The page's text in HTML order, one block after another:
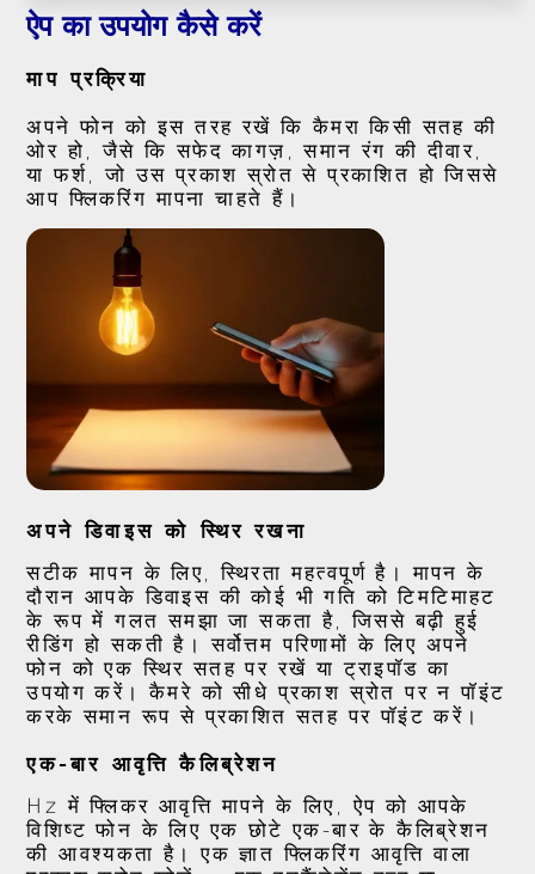
ऐप का उपयोग कैसे करें
माप प्रक्रिया
अपने फोन को इस तरह रखें कि कैमरा किसी सतह की
ओर हो, जैसे कि सफेद कागज़, समान रंग की दीवार,
या फर्श, जो उस प्रकाश स्रोत से प्रकाशित हो जिससे
आप फ्लिकरिंग मापना चाहते हैं।
अपने डिवाइस को स्थिर रखना
सटीक मापन के लिए, स्थिरता महत्वपूर्ण है। मापन के
दौरान आपके डिवाइस की कोई भी गति को टिमटिमाहट
के रूप में गलत समझा जा सकता है, जिससे बढ़ी हुई
रीडिंग हो सकती है। सर्वोत्तम परिणामों के लिए अपने
फोन को एक स्थिर सतह पर रखें या ट्राइपॉड का
उपयोग करें। कैमरे को सीधे प्रकाश स्रोत पर न पॉइंट
करके समान रूप से प्रकाशित सतह पर पॉइंट करें।
एक-बार आवृत्ति कैलिब्रेशन
Hz में फ्लिकर आवृत्ति मापने के लिए, ऐप को आपके
विशिष्ट फोन के लिए एक छोटे एक-बार के कैलिब्रेशन
की आवश्यकता है। एक ज्ञात फ्लिकरिंग आवृत्ति वाला